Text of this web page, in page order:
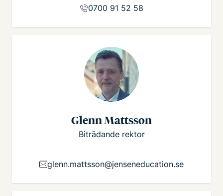
0700 91 52 58
Glenn Mattsson
Biträdande rektor
glenn.mattsson@jenseneducation.se